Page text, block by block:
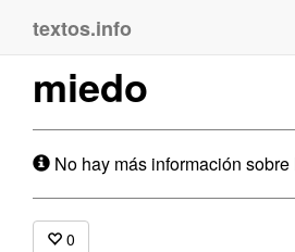
textos.info
miedo
No hay más información
0